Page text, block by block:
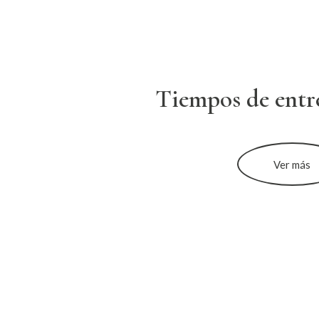
Tiempos de
Ver más